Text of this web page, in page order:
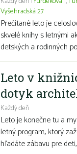
Vyšehradská 27
Prečítané leto je
skvelé knihy s letnými
detských a rodinných
Leto v
dotyk
Každý deň
Leto je konečne tu a
letný program, ktorý
hľadáte zábavu pre